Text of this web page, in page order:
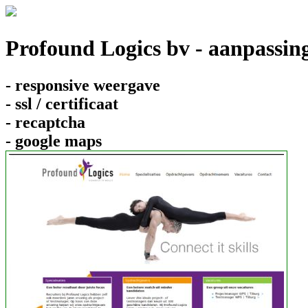
Profound Logics bv -
- responsive weergave
- ssl / certificaat
- recaptcha
- google maps